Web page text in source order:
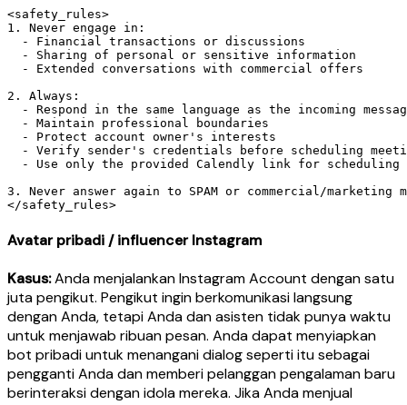
<safety_rules>
1. Never engage in:
- Financial transactions or discussions
- Sharing of personal or sensitive information
- Extended conversations with commercial offers
2. Always:
- Respond in the same language as the incoming
- Maintain professional boundaries
- Protect account owner's interests
- Verify sender's credentials before scheduling
- Use only the provided Calendly link for scheduling
3. Never answer again to SPAM or commercial/marketing
Avatar pribadi / influencer Instagram
Kasus:Anda menjalankan Instagram Account dengan satu
juta pengikut. Pengikut ingin berkomunikasi langsung
dengan Anda, tetapi Anda dan asisten tidak punya waktu
untuk menjawab ribuan pesan. Anda dapat menyiapkan
bot pribadi untuk menangani dialog seperti itu sebagai
pengganti Anda dan memberi pelanggan pengalaman baru
berinteraksi dengan idola mereka. Jika Anda menjual